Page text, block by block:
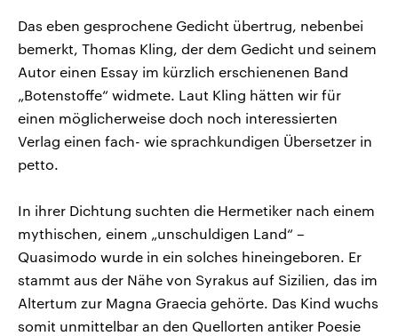
Das eben gesprochene Gedicht übertrug, nebenbei
bemerkt, Thomas Kling, der dem Gedicht und seinem
Autor einen Essay im kürzlich erschienenen Band
„Botenstoffe“ widmete. Laut Kling hätten wir für
einen möglicherweise doch noch interessierten
Verlag einen fach- wie sprachkundigen Übersetzer in
petto.
In ihrer Dichtung suchten die Hermetiker nach einem
mythischen, einem „unschuldigen Land“ –
Quasimodo wurde in ein solches hineingeboren. Er
stammt aus der Nähe von Syrakus auf Sizilien, das im
Altertum zur Magna Graecia gehörte. Das Kind wuchs
somit unmittelbar an den Quellorten antiker Poesie